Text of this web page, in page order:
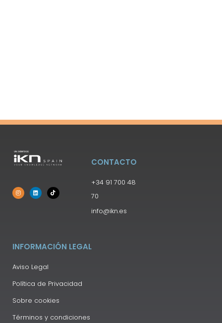
CONTACTO
+34 91 700 48
70
info@ikn.es
INFORMACIÓN LEGAL
Aviso Legal
Política de Privacidad
Sobre cookies
Términos y condiciones